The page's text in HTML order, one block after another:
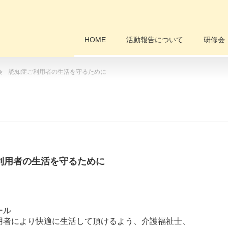
HOME 活動報告について 研修会
認知症ご利用者の生活を守るために
者の生活を守るために
ル
により快適に生活して頂けるよう、介護福祉士、